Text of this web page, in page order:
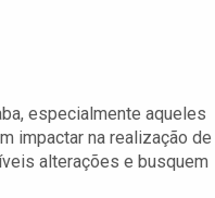
especialmente aqueles
impactar na realização de
alterações e busquem